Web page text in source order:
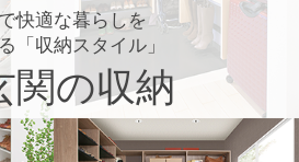
快適な暮らしを
「収納スタイル」
関の収納